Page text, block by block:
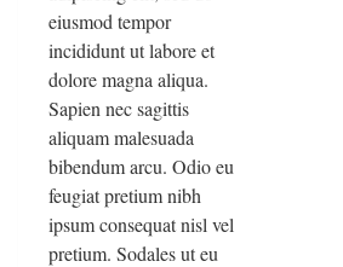
eiusmod tempor
incididunt ut labore et
dolore magna aliqua.
Sapien nec sagittis
aliquam malesuada
bibendum arcu. Odio eu
feugiat pretium nibh
ipsum consequat nisl vel
pretium. Sodales ut eu